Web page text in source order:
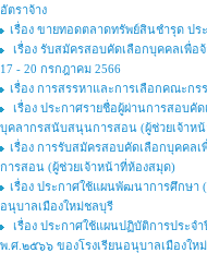
อัตราจ้าง
เรื่อง ขายทอดตลาดทรัพย์สินชำรุด ปร
เรื่อง รับสมัครสอบคัดเลือกบุคคลเพื่อ
17 - 20 กรกฎาคม 2566
เรื่อง การสรรหาและการเลือกคณะก
เรื่อง ประกาศรายชื่อผู้ผ่านการสอบคั
บุคลากรสนับสนุนการสอน (ผู้ช่วยเจ้าห
เรื่อง การรับสมัครสอบคัดเลือกบุคคล
การสอน (ผู้ช่วยเจ้าหน้าที่ห้องสมุด)
เรื่อง ประกาศใช้แผนพัฒนาการศึกษา
อนุบาลเมืองใหม่ชลบุรี
เรื่อง ประกาศใช้แผนปฏิบัติการประจ
พ.ศ.๒๕๖๖ ของโรงเรียนอนุบาลเมืองให